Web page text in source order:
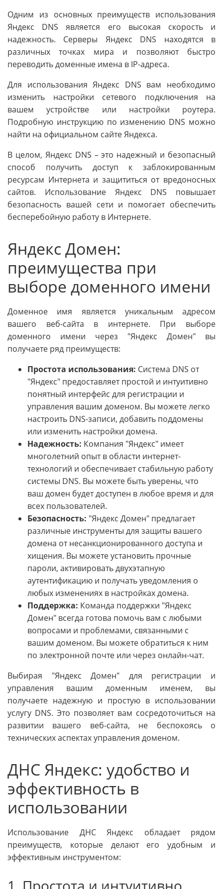
Одним из основных преимуществ использования
Яндекс DNS является его высокая скорость и
надежность. Серверы Яндекс DNS находятся в
различных точках мира и позволяют быстро
переводить доменные имена в IP-адреса.
Для использования Яндекс DNS вам необходимо
изменить настройки сетевого подключения на
вашем устройстве или настройки роутера.
Подробную инструкцию по изменению DNS можно
найти на официальном сайте Яндекса.
В целом, Яндекс DNS – это надежный и безопасный
способ получить доступ к заблокированным
ресурсам Интернета и защититься от вредоносных
сайтов. Использование Яндекс DNS повышает
безопасность вашей сети и помогает обеспечить
бесперебойную работу в Интернете.
Яндекс Домен:
преимущества при
выборе доменного имени
Доменное имя является уникальным адресом
вашего веб-сайта в интернете. При выборе
доменного имени через "Яндекс Домен" вы
получаете ряд преимуществ:
Простота использования: Система DNS от
"Яндекс" предоставляет простой и интуитивно
понятный интерфейс для регистрации и
управления вашим доменом. Вы можете легко
настроить DNS-записи, добавить поддомены
или изменить настройки домена.
Надежность: Компания "Яндекс" имеет
многолетний опыт в области интернет-
технологий и обеспечивает стабильную работу
системы DNS. Вы можете быть уверены, что
ваш домен будет доступен в любое время и для
всех пользователей.
Безопасность: "Яндекс Домен" предлагает
различные инструменты для защиты вашего
домена от несанкционированного доступа и
хищения. Вы можете установить прочные
пароли, активировать двухэтапную
аутентификацию и получать уведомления о
любых изменениях в настройках домена.
Поддержка: Команда поддержки "Яндекс
Домен" всегда готова помочь вам с любыми
вопросами и проблемами, связанными с
вашим доменом. Вы можете обратиться к ним
по электронной почте или через онлайн-чат.
Выбирая "Яндекс Домен" для регистрации и
управления вашим доменным именем, вы
получаете надежную и простую в использовании
услугу DNS. Это позволяет вам сосредоточиться на
развитии вашего веб-сайта, не беспокоясь о
технических аспектах управления доменом.
ДНС Яндекс: удобство и
эффективность в
использовании
Использование ДНС Яндекс обладает рядом
преимуществ, которые делают его удобным и
эффективным инструментом: